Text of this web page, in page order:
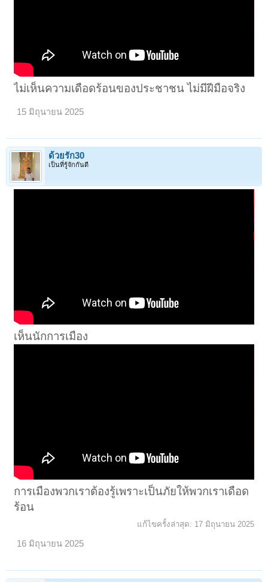
ไม่เห็นความเดือดร้อนของประชาชน ไม่มีฝีมือจริง
15 มิถุนายน 2025
ด้วยรัก30
เป็นที่รู้จักกันดี
เห็นนักการเมือง
การเมืองพวกเราต้องรู้เพราะเป็นภัยให้พวกเราเดือด
ร้อน
แก้ไขครั้งล่าสุด: 17 มิถุนายน 2025
16 มิถุนายน 2025